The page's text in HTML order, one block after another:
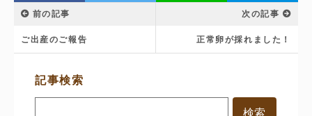
前の記事
ご出産のご報告
次の記事
正常卵が採れました！
サ
記事検索